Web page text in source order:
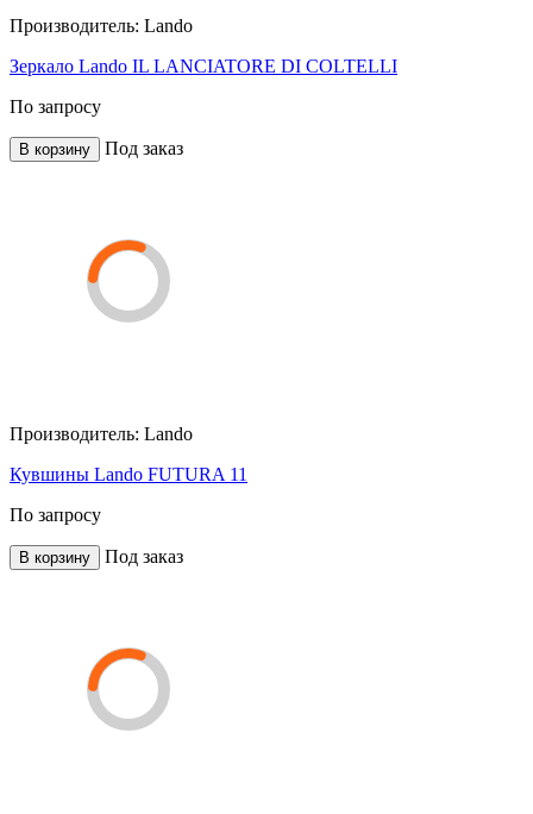
Производитель: Lando
Зеркало Lando IL LANCIATORE DI COLTELLI
По запросу
В корзину Под заказ
Производитель: Lando
Кувшины Lando FUTURA 11
По запросу
В корзину Под заказ